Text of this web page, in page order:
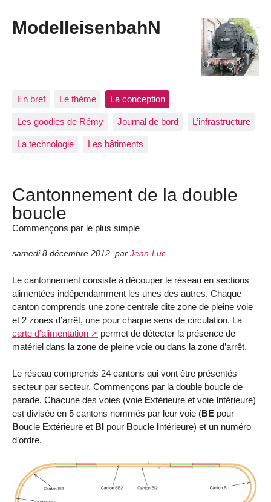
ModelleisenbahN
En bref Le thème La conception
Les goodies de Rémy Journal de bord L’infrastructure
La technologie Les bâtiments
Cantonnement de la double
boucle
Commençons par le plus simple
samedi 8 décembre 2012 par Jean-Luc
Le cantonnement consiste à découper le réseau en sections
alimentées indépendamment les unes des autres. Chaque
canton comprends une zone centrale dite zone de pleine voie
et 2 zones d’arrêt, une pour chaque sens de circulation. La
carte d’alimentation
permet de détecter la présence de
matériel dans la zone de pleine voie ou dans la zone d’arrêt.
Le réseau comprends 24 cantons qui vont être présentés
secteur par secteur. Commençons par la double boucle de
parade. Chacune des voies (voie Extérieure et voie ntérieure)
est divisée en 5 cantons nommés par leur voie (BE pour
Boucle Extérieure et BI pour Boucle ntérieure) et un numéro
d’ordre.